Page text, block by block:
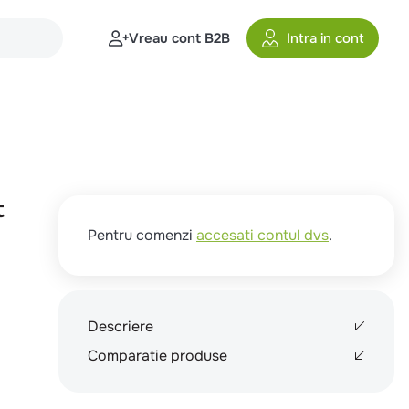
Vreau cont B2B Intra in cont
Pentru comenzi accesati contul dvs.
Descriere
Comparatie produse